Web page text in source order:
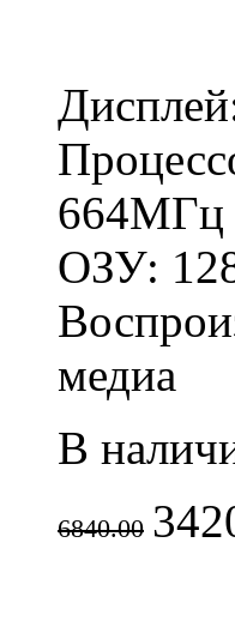
664МГц
ОЗУ:
медиа
В
6840.00